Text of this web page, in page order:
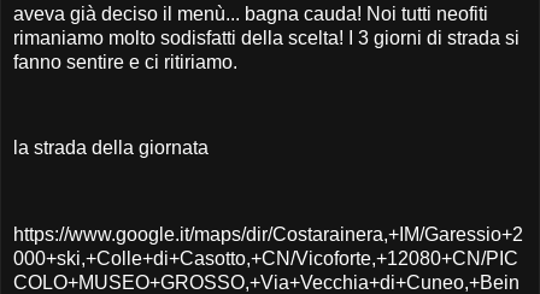
aveva già deciso il menù... bagna cauda! Noi tutti neofiti
rimaniamo molto sodisfatti della scelta! I 3 giorni di strada si
fanno sentire e ci ritiriamo.
la strada della giornata
https://www.google.it/maps/dir/Costarainera,+IM/Garessio+2
000+ski,+Colle+di+Casotto,+CN/Vicoforte,+12080+CN/PIC
COLO+MUSEO+GROSSO,+Via+Vecchia+di+Cuneo,+Bein